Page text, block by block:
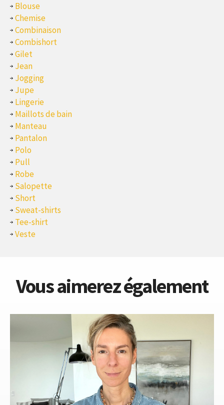
Blouse
Chemise
Combinaison
Combishort
Gilet
Jean
Jogging
Jupe
Lingerie
Maillots de bain
Manteau
Pantalon
Polo
Pull
Robe
Salopette
Short
Sweat-shirts
Tee-shirt
Veste
Vous aimerez également